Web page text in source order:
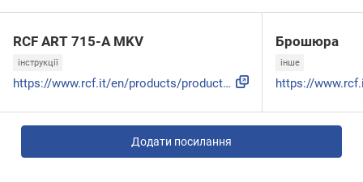
RCF ART 715-A MKV
інструкції
https://www.rcf.it/en/products/product-detail/art-715-a-mk5...
Брошюра
інше
Додати посилання